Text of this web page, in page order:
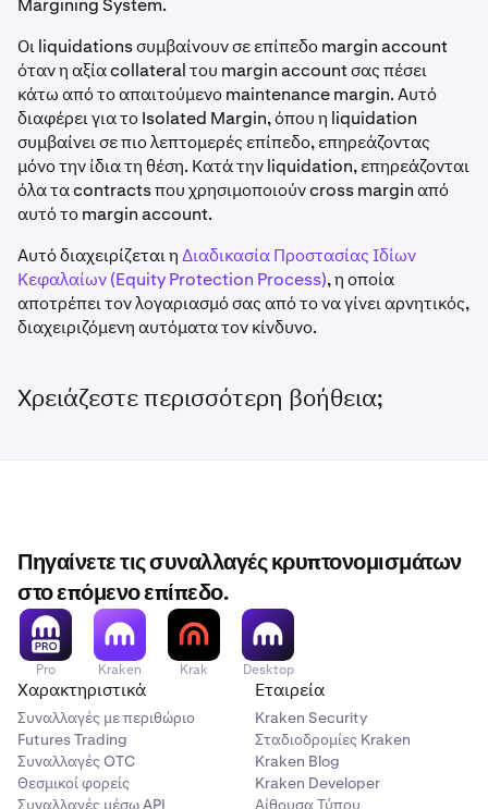
Margining System.
Οι liquidations συμβαίνουν σε επίπεδο margin account
όταν η αξία collateral του margin account σας πέσει
κάτω από το απαιτούμενο maintenance margin. Αυτό
διαφέρει για το Isolated Margin, όπου η liquidation
συμβαίνει σε πιο λεπτομερές επίπεδο, επηρεάζοντας
μόνο την ίδια τη θέση. Κατά την liquidation, επηρεάζονται
όλα τα contracts που χρησιμοποιούν cross margin από
αυτό το margin account.
Αυτό διαχειρίζεται ηΔιαδικασία Προστασίας Ιδίων
Κεφαλαίων (Equity Protection Process), η οποία
αποτρέπει τον λογαριασμό σας από το να γίνει αρνητικός,
διαχειριζόμενη αυτόματα τον κίνδυνο.
Χρειάζεστε περισσότερη βοήθεια;
Πηγαίνετε τις συναλλαγές κρυπτονομισμάτων
στο επόμενο επίπεδο.
Pro Kraken Krak Desktop
Χαρακτηριστικά
Συναλλαγές με περιθώριο
Futures Trading
Συναλλαγές OTC
Θεσμικοί φορείς
Συναλλαγές μέσω API
Εταιρεία
Kraken Security
Σταδιοδρομίες Kraken
Kraken Blog
Kraken Developer
Αίθουσα Τύπου